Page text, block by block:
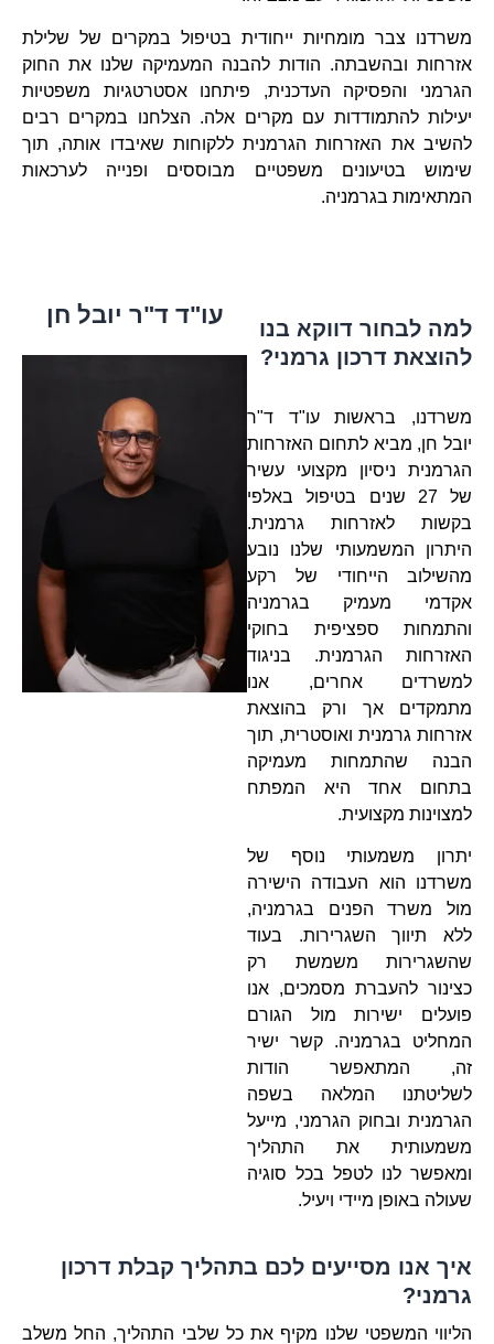
משרדנו צבר מומחיות ייחודית בטיפול במקרים של שלילת
אזרחות ובהשבתה. הודות להבנה המעמיקה שלנו את החוק
הגרמני והפסיקה העדכנית, פיתחנו אסטרטגיות משפטיות
יעילות להתמודדות עם מקרים אלה. הצלחנו במקרים רבים
להשיב את האזרחות הגרמנית ללקוחות שאיבדו אותה, תוך
שימוש בטיעונים משפטיים מבוססים ופנייה לערכאות
המתאימות בגרמניה.
למה לבחור דווקא בנו
להוצאת דרכון גרמני?
משרדנו, בראשות עו"ד ד"ר
יובל חן, מביא לתחום האזרחות
הגרמנית ניסיון מקצועי עשיר
של 27 שנים בטיפול באלפי
בקשות לאזרחות גרמנית.
היתרון המשמעותי שלנו נובע
מהשילוב הייחודי של רקע
אקדמי מעמיק בגרמניה
והתמחות ספציפית בחוקי
האזרחות הגרמנית. בניגוד
למשרדים אחרים, אנו
מתמקדים אך ורק בהוצאת
אזרחות גרמנית ואוסטרית, תוך
הבנה שהתמחות מעמיקה
בתחום אחד היא המפתח
למצוינות מקצועית.
יתרון משמעותי נוסף של
משרדנו הוא העבודה הישירה
מול משרד הפנים בגרמניה,
ללא תיווך השגרירות. בעוד
שהשגרירות משמשת רק
כצינור להעברת מסמכים, אנו
פועלים ישירות מול הגורם
המחליט בגרמניה. קשר ישיר
זה, המתאפשר הודות
לשליטתנו המלאה בשפה
הגרמנית ובחוק הגרמני, מייעל
משמעותית את התהליך
ומאפשר לנו לטפל בכל סוגיה
שעולה באופן מיידי ויעיל.
עו"ד ד"ר יובל חן
איך אנו מסייעים לכם בתהליך קבלת דרכון
גרמני?
הליווי המשפטי שלנו מקיף את כל שלבי התהליך, החל משלב